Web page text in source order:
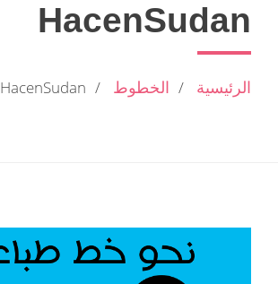
HacenSudan
الرئيسية الخطوط HacenSudan